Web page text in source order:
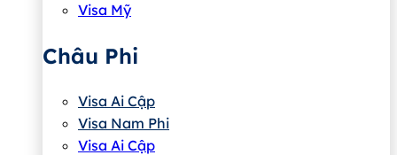
Visa Mỹ
Châu Phi
Visa Ai Cập
Visa Nam Phi
Visa Ai Cập